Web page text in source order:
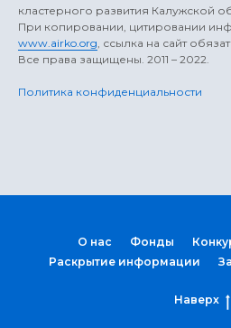
кластерного развития Калужской
При копировании, цитировании
www.airko.org, ссылка на сайт
Все права защищены. 2011 – 2022.
Политика конфиденциальности
О нас Фонды
Раскрытие информации
Наверх